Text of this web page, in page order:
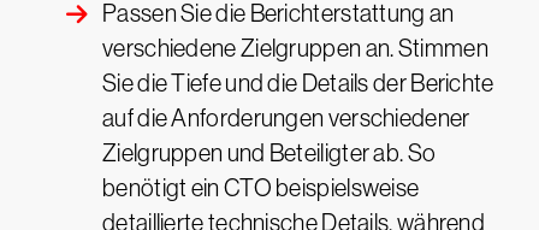
Passen Sie die Berichterstattung an
verschiedene Zielgruppen an. Stimmen
Sie die Tiefe und die Details der Berichte
auf die Anforderungen verschiedener
Zielgruppen und Beteiligter ab. So
benötigt ein CTO beispielsweise
detaillierte technische Details, während